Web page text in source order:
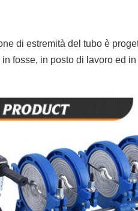
di estremità del tubo è
fosse, in posto di lavoro ed